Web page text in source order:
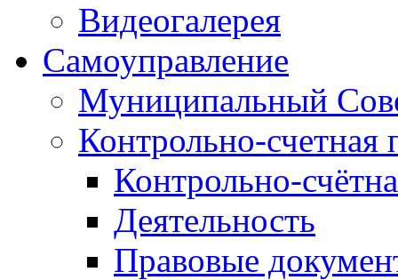
Видеогалерея
Самоуправление
Муниципальный
Контрольно-счетная
Контрольно-
Деятельность
Правовые